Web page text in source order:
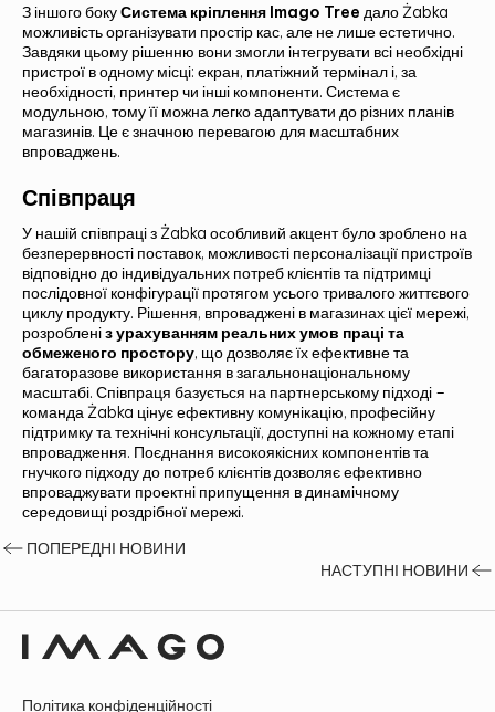
З іншого бокуСистема кріплення Imago Tree дало Żabka
можливість організувати простір кас, але не лише естетично.
Завдяки цьому рішенню вони змогли інтегрувати всі необхідні
пристрої в одному місці: екран, платіжний термінал і, за
необхідності, принтер чи інші компоненти. Система є
модульною, тому її можна легко адаптувати до різних планів
магазинів. Це є значною перевагою для масштабних
впроваджень.
Співпраця
У нашій співпраці з Żabka особливий акцент було зроблено на
безперервності поставок, можливості персоналізації пристроїв
відповідно до індивідуальних потреб клієнтів та підтримці
послідовної конфігурації протягом усього тривалого життєвого
циклу продукту. Рішення, впроваджені в магазинах цієї мережі,
розробленіз урахуванням реальних умов праці та
обмеженого простору, що дозволяє їх ефективне та
багаторазове використання в загальнонаціональному
масштабі. Співпраця базується на партнерському підході –
команда Żabka цінує ефективну комунікацію, професійну
підтримку та технічні консультації, доступні на кожному етапі
впровадження. Поєднання високоякісних компонентів та
гнучкого підходу до потреб клієнтів дозволяє ефективно
впроваджувати проектні припущення в динамічному
середовищі роздрібної мережі.
ПОПЕРЕДНІ НОВИНИ
НАСТУПНІ НОВИНИ
Політика конфіденційності